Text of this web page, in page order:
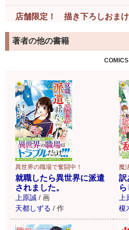
店舗限定！ 描き下ろしおまけ
著者の他の書籍
COMICS
異世界の職場で奮闘中！
就職したら異世界に派遣
されました。
上原誠 / 画
天都しずる / 作
魔
訳
ら
上
榎